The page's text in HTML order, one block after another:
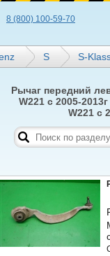
8 (800) 100-59-70
S S-
Рычаг передний
W221 с 2005-
W221 с